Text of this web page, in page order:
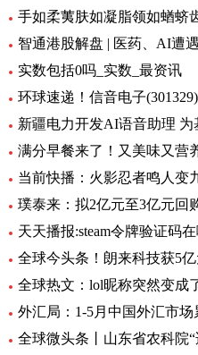
实数包括0吗_实数_最资讯
环球速递！信音电子
新疆电力开发AI语音助理
满分早餐来了！又美味又营
当前快播：火影忍者鸣人变
璞泰来：拟2亿元至3亿元回
全球热文：lol昵称突然变成